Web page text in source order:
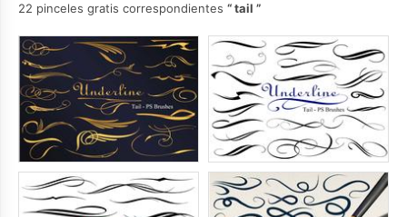
22 pinceles gratis correspondientes
tail